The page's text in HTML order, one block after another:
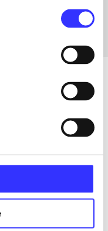
udgivelser